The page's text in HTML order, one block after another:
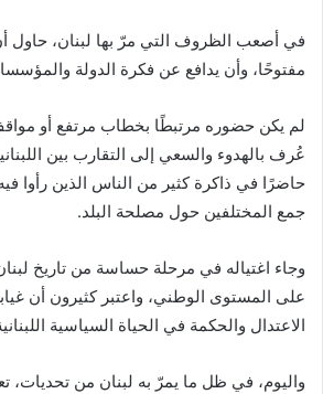
في أصعب الظروف التي مرّ بها لبنان، حاول
مفتوحًا، وأن يدافع عن فكرة الدولة
لم يكن حضوره مرتبطًا بخطاب مرتفع أو
عُرف بالهدوء والسعي إلى التقارب بين
حاضرًا في ذاكرة كثير من الناس الذين رأوا
جمع المختلفين حول مصلحة البلد.
وجاء اغتياله في مرحلة حساسة من تاريخ
على المستوى الوطني، واعتبر كثيرون أن
الاعتدال والحكمة في الحياة السياسية
واليوم، في ظل ما يمرّ به لبنان من تحديات،